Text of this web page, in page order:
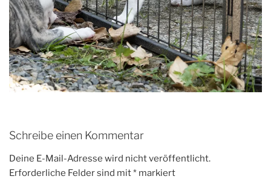
Schreibe einen Kommentar
Deine E-Mail-Adresse wird nicht veröffentlicht.
Erforderliche Felder sind mit* markiert